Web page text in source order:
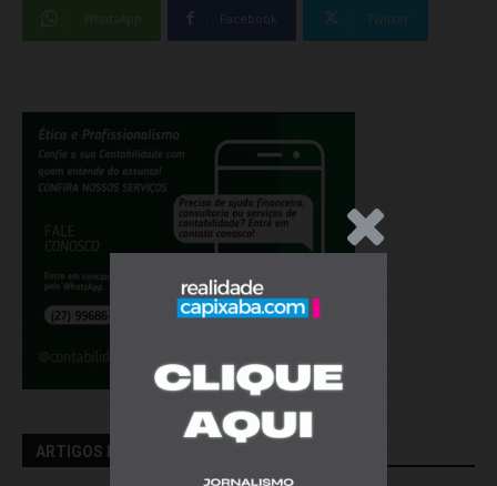
.Anúncio
Facebook Twitter
ARTIGOS RELACIONADOS